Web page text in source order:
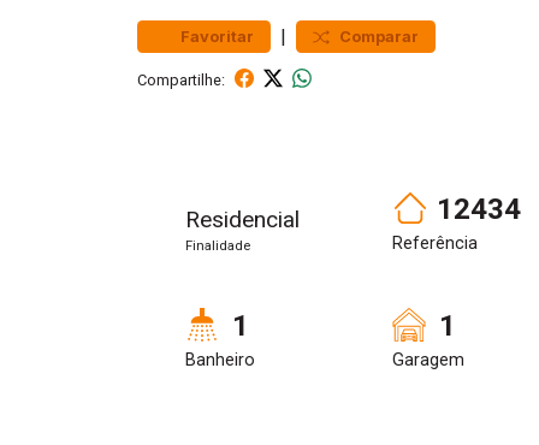
Favoritar | Comparar
Compartilhe:
Residencial
Finalidade
12434
Referência
1
Banheiro
1
Garagem